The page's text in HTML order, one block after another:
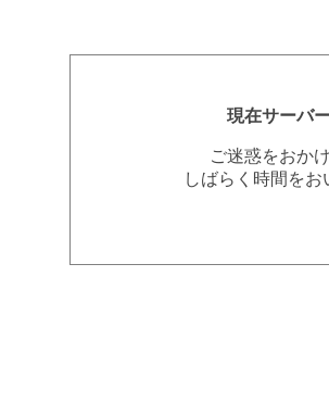
現在サーバ
ご迷惑をおか
しばらく時間を